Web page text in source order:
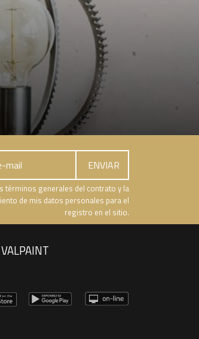
términos generales del contrato y la
de mis datos personales para el
registro en el sitio.